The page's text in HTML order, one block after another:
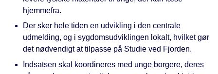
hjemmefra.
Der sker hele tiden en udvikling i den centrale
udmelding, og i sygdomsudviklingen lokalt, hvilket gør
det nødvendigt at tilpasse på Studie ved Fjorden.
Indsatsen skal koordineres med unge borgere, deres